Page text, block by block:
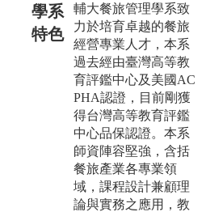
學系
特色
輔大餐旅管理學系致
力於培育卓越的餐旅
經營專業人才，本系
過去經由臺灣高等教
育評鑑中心及美國AC
PHA認證，目前剛獲
得台灣高等教育評鑑
中心品保認證。本系
師資陣容堅強，含括
餐旅產業各專業領
域，課程設計兼顧理
論與實務之應用，教